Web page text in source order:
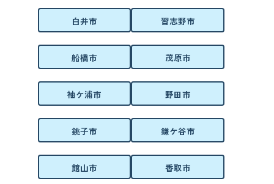
白井市 習志野市
船橋市 茂原市
袖ケ浦市 野田市
銚子市 鎌ケ谷市
館山市 香取市